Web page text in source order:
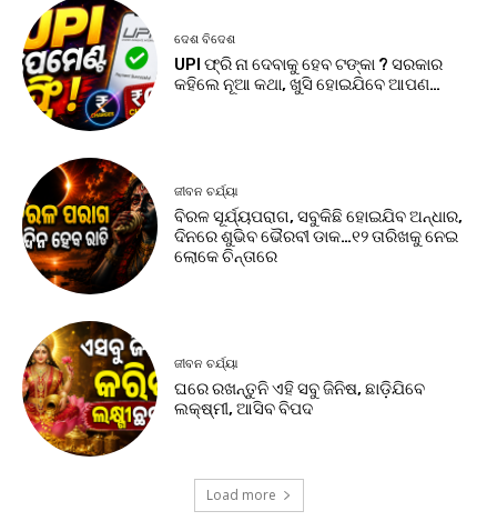
ଦେଶ ବିଦେଶ
UPI ଫ୍ରି ନା ଦେବାକୁ ହେବ ଟଙ୍କା ? ସରକାର
କହିଲେ ନୂଆ କଥା, ଖୁସି ହୋଇଯିବେ ଆପଣ…
ଜୀବନ ଚର୍ଯ୍ୟା
ବିରଳ ସୂର୍ଯ୍ୟପରାଗ, ସବୁକିଛି ହୋଇଯିବ ଅନ୍ଧାର,
ଦିନରେ ଶୁଭିବ ଭୈରବୀ ଡାକ…୧୨ ତାରିଖକୁ ନେଇ
ଲୋକେ ଚିନ୍ତାରେ
ଜୀବନ ଚର୍ଯ୍ୟା
ଘରେ ରଖନ୍ତୁନି ଏହି ସବୁ ଜିନିଷ, ଛାଡ଼ିଯିବେ
ଲକ୍ଷ୍ମୀ, ଆସିବ ବିପଦ
Load more